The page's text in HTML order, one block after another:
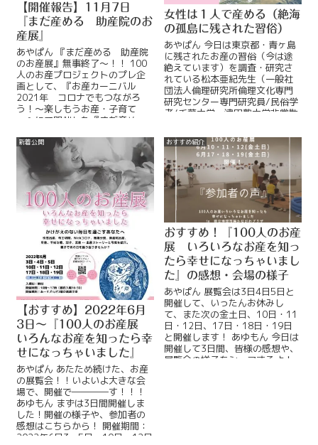
【開催報告】11月7日
『まだ産める 助産院のお
産展』
あやぱん 『まだ産める 助産院
のお産展』無事終了～！！ 100
人のお産プロジェクトのプレ企
画として、『お産カーニバル
2021年 コロナでもつながろ
う！～楽しもうお産・子育て
～』にて開催した『まだ産め
終わReadMore...
女性は１人で産める（絶海
の孤島に残された習俗）
あやぱん 今日は東京都・青ヶ島
に残されたお産の習俗（今は途
絶えています）を調査・研究さ
れている松本亜紀先生（一般社
団法人倫理研究所倫理文化専門
研究センター専門研究員/民俗学
者/千葉大学・津田塾大学非常勤
ReadMore...
新着公開
【おすすめ】2022年6月
3日～『100人のお産展
いろんなお産を知ったら幸
せになっちゃいました』
あやぱん あたため続けた、お産
の展覧会！！いよいよ大きな会
場で、開催で――――す！！！
あゆもん まずは3日間開催しま
した！開催の様子や、参加者の
感想はこちらから！ 開催期間：
2022年6月3～5日・10日～12日
おすすめ紹介
おすすめ！『100人のお産
展 いろいろなお産を知っ
たら幸せになっちゃいまし
た』の感想・会場の様子
あやぱん 展覧会は3日4日5日と
開催して、いったんお休みし
て、また次の金土日、10日・11
日・12日、17日・18日・19日
と開催します！ あゆもん 今日は
開催して3日間、皆様の感想や、
展覧会の様子をシェアするよ！